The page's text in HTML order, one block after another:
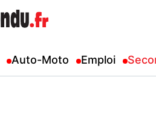
Auto-Moto Emploi